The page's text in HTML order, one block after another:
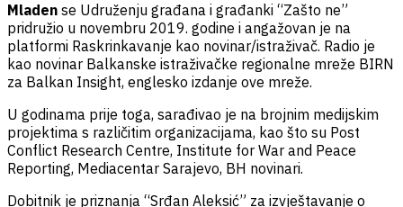
Mladen se Udruženju građana i građanki “Zašto ne”
pridružio u novembru 2019. godine i angažovan je na
platformi Raskrinkavanje kao novinar/istraživač. Radio je
kao novinar Balkanske istraživačke regionalne mreže BIRN
za Balkan Insight, englesko izdanje ove mreže.
U godinama prije toga, sarađivao je na brojnim medijskim
projektima s različitim organizacijama, kao što su Post
Conflict Research Centre, Institute for War and Peace
Reporting, Mediacentar Sarajevo, BH novinari.
Dobitnik je priznanja “Srđan Aleksić” za izvještavanje o